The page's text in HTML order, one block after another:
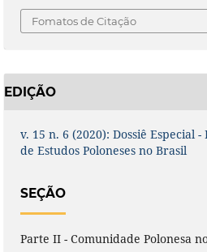
Fomatos de Citação
EDIÇÃO
v. 15 n. 6 (2020): Dossiê Especial
de Estudos Poloneses no Brasil
SEÇÃO
Parte II - Comunidade Polonesa